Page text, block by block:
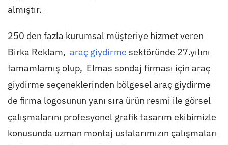
almıştır.
250 den fazla kurumsal müşteriye hizmet veren
Birka Reklam, araç giydirme sektöründe 27.yılını
tamamlamış olup, Elmas sondaj firması için araç
giydirme seçeneklerinden bölgesel araç giydirme
de firma logosunun yanı sıra ürün resmi ile görsel
çalışmalarını profesyonel grafik tasarım ekibimizle
konusunda uzman montaj ustalarımızın çalışmaları